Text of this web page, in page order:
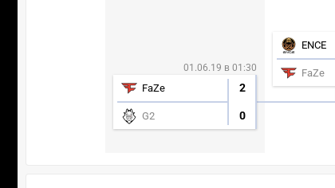
01.06.19 в 01:30
FaZe 2
G2 0
ENCE
FaZe